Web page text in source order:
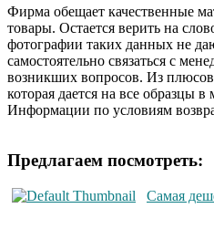
Фирма обещает качественные
товары. Остается верить на
фотографии таких данных не
самостоятельно связаться с
возникших вопросов. Из
которая дается на все образцы в
Информации по условиям
Предлагаем посмотреть:
Самая